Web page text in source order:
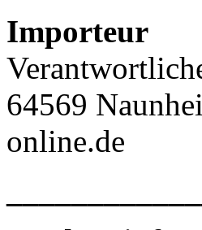
Importeur
64569
online.de